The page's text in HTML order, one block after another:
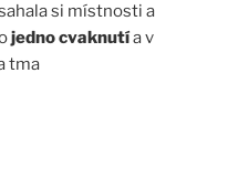
si místnosti a
jedno cvaknutía v
tma